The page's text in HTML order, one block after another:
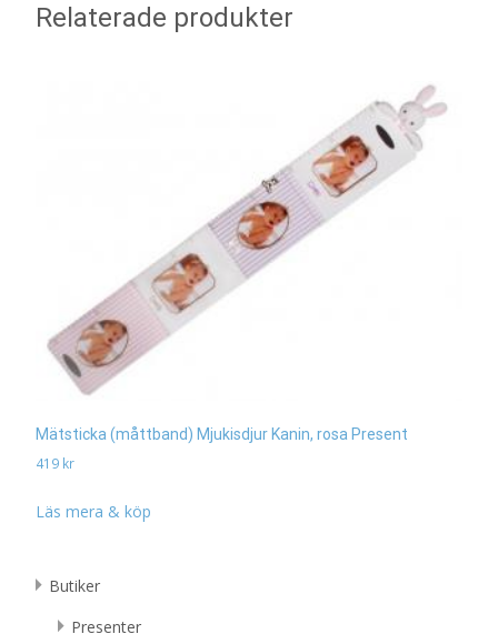
Relaterade produkter
Mätsticka (måttband) Mjukisdjur Kanin, rosa Present
419 kr
Läs mera & köp
Butiker
Presenter